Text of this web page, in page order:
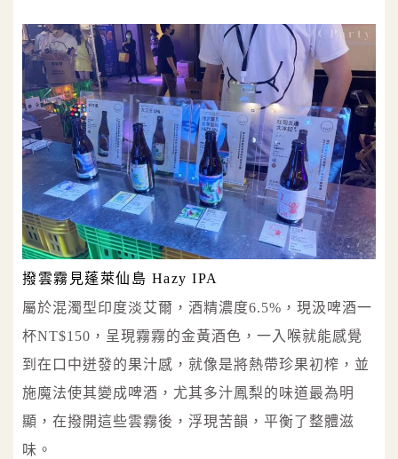
撥雲霧見蓬萊仙島 Hazy IPA
屬於混濁型印度淡艾爾，酒精濃度6.5%，現汲啤酒一
杯NT$150，呈現霧霧的金黃酒色，一入喉就能感覺
到在口中迸發的果汁感，就像是將熱帶珍果初榨，並
施魔法使其變成啤酒，尤其多汁鳳梨的味道最為明
顯，在撥開這些雲霧後，浮現苦韻，平衡了整體滋
味。